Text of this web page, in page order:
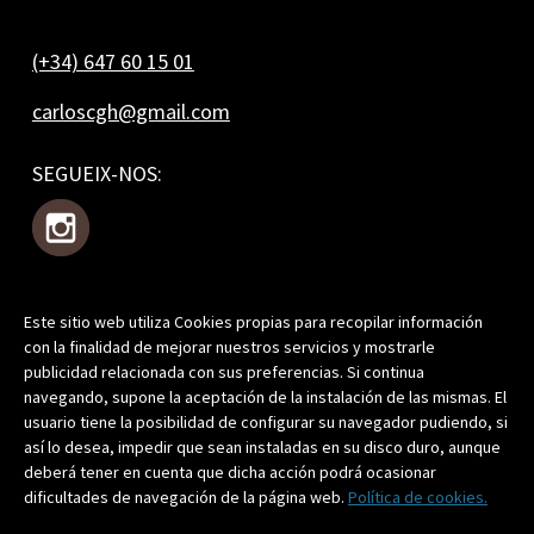
Este sitio web utiliza Cookies propias para recopilar información
con la finalidad de mejorar nuestros servicios y mostrarle
publicidad relacionada con sus preferencias. Si continua
navegando, supone la aceptación de la instalación de las mismas. El
usuario tiene la posibilidad de configurar su navegador pudiendo, si
así lo desea, impedir que sean instaladas en su disco duro, aunque
deberá tener en cuenta que dicha acción podrá ocasionar
dificultades de navegación de la página web. Política de cookies.
(+34) 647 60 15 01
carloscgh@gmail.com
SEGUEIX-NOS:
T'APUNTES?
Prement, acceptes la nostraPolítica de Privacitat.